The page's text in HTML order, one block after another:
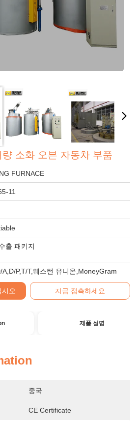
소화 오븐 자동차 부품
FURNACE
11
출 패키지
A,D/P,T/T,웨스턴 유니온,MoneyGram
오 지금 접촉하세요
제품 설명
중국
CE Certificate